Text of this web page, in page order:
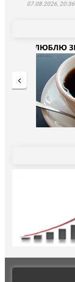
07.08.2026, 20:36